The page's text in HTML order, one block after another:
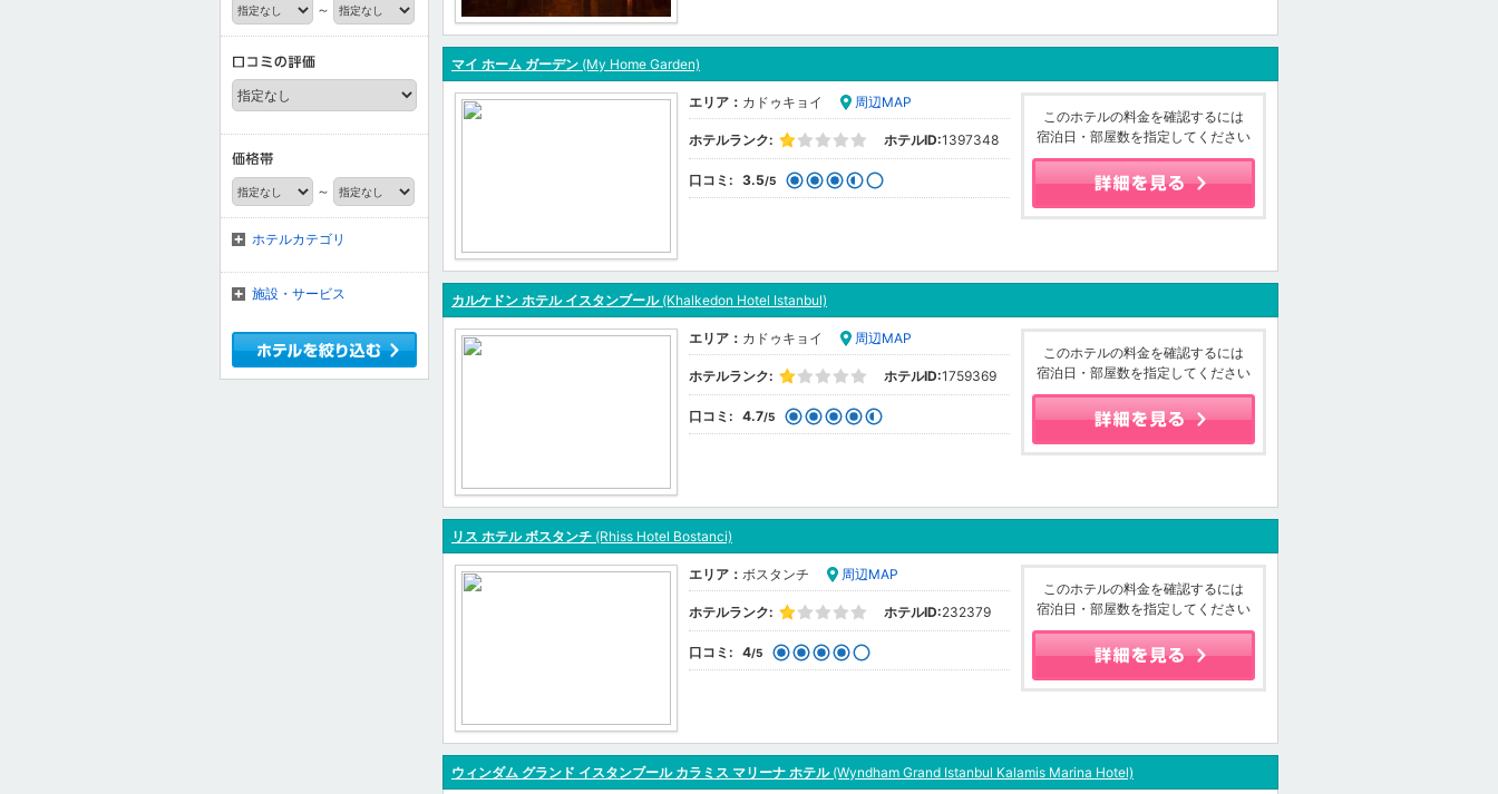
マイ ホーム ガーデン (My Home Garden)
エリア： カドゥキョイ 周辺MAP
ホテルランク: ホテルID:1397348
口コミ: 3.5/5
このホテルの料金を確認するには
宿泊日・部屋数を指定してください
カルケドン ホテル イスタンブール(Khalkedon Hotel Istanbul)
エリア： カドゥキョイ 周辺MAP
ホテルランク: ホテルID:1759369
口コミ: 4.7/5
このホテルの料金を確認するには
宿泊日・部屋数を指定してください
リス ホテル ボスタンチ (Rhiss Hotel Bostanci)
エリア： ボスタンチ 周辺MAP
ホテルランク: ホテルID:232379
口コミ: 4/5
このホテルの料金を確認するには
宿泊日・部屋数を指定してください
ウィンダム グランド イスタンブール カラミス マリーナ ホテル(Wyndham Grand Istanbul Kalamis Marina Hotel)
～
～
ホテルカテゴリ
施設・サービス